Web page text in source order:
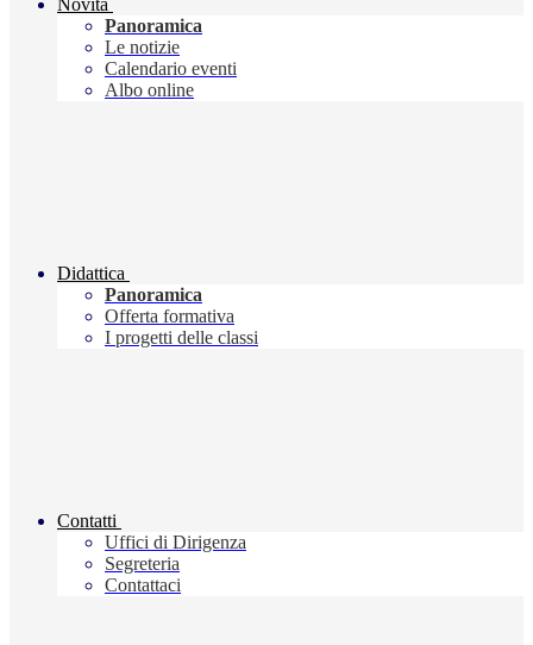
Novità
Panoramica
Le notizie
Calendario eventi
Albo online
Didattica
Panoramica
Offerta formativa
I progetti delle classi
Contatti
Uffici di Dirigenza
Segreteria
Contattaci